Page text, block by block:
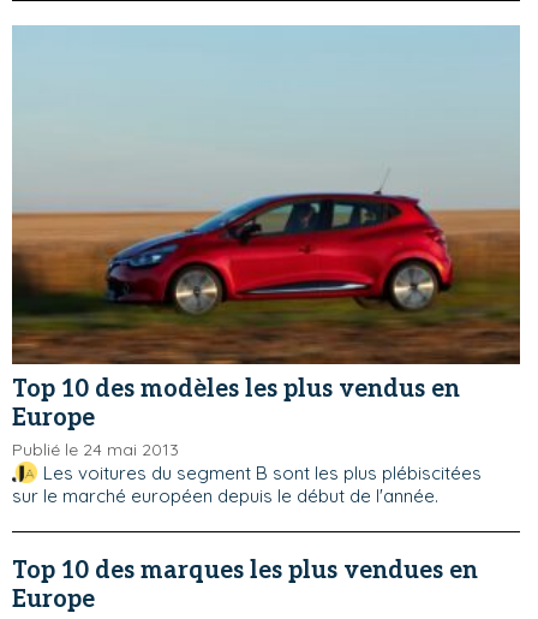
Top 10 des modèles les plus vendus en
Europe
Publié le 24 mai 2013
Les voitures du segment B sont les plus plébiscitées
sur le marché européen depuis le début de l'année.
Top 10 des marques les plus vendues en
Europe